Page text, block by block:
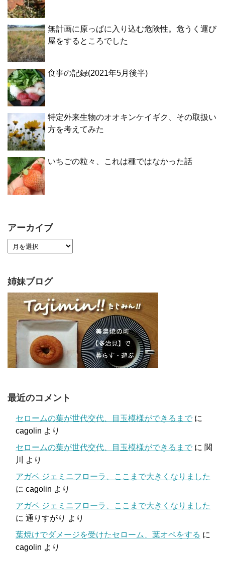
無計画に原っぱに入り込む危険性。危うく運び
屋をするところでした
食事の記録(2021年5月後半)
特定外来生物のオオキンケイギク、その取扱い
方を考えてみた
いちごの粒々、これは種ではなかった話
アーカイブ
姉妹ブログ
最近のコメント
セロームの葉が世代交代、目玉模様ができるまで に
cagolin より
セロームの葉が世代交代、目玉模様ができるまで に 関
川
より
アガベ ジェミニフローラ、ここまで大きくなりました
に cagolin より
アガベ ジェミニフローラ、ここまで大きくなりました
に 通りすがり より
葉焼けでダメージを受けたセローム、葉オペをする に
cagolin より